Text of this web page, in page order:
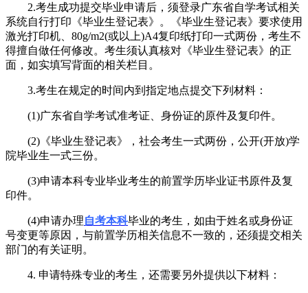
2.考生成功提交毕业申请后，须登录广东省自学考试相关
系统自行打印《毕业生登记表》。《毕业生登记表》要求使用
激光打印机、80g/m2(或以上)A4复印纸打印一式两份，考生不
得擅自做任何修改。考生须认真核对《毕业生登记表》的正
面，如实填写背面的相关栏目。
3.考生在规定的时间内到指定地点提交下列材料：
(1)广东省自学考试准考证、身份证的原件及复印件。
(2)《毕业生登记表》，社会考生一式两份，公开(开放)学
院毕业生一式三份。
(3)申请本科专业毕业考生的前置学历毕业证书原件及复
印件。
(4)申请办理自考本科毕业的考生，如由于姓名或身份证
号变更等原因，与前置学历相关信息不一致的，还须提交相关
部门的有关证明。
4. 申请特殊专业的考生，还需要另外提供以下材料：